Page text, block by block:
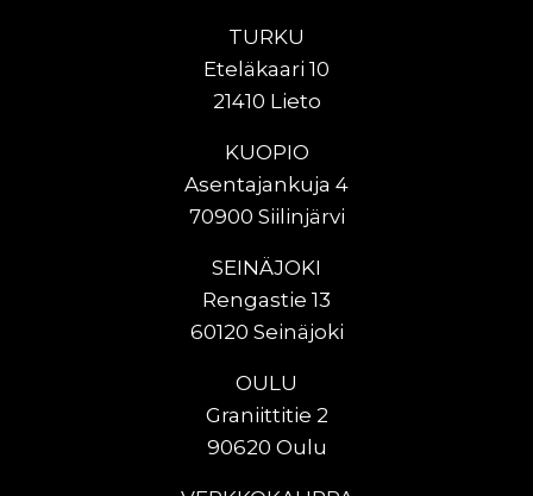
TURKU
Eteläkaari 10
21410 Lieto
KUOPIO
Asentajankuja 4
70900 Siilinjärvi
SEINÄJOKI
Rengastie 13
60120 Seinäjoki
OULU
Graniittitie 2
90620 Oulu